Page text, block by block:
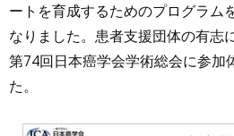
ートを育成するためのプログラム
なりました。患者支援団体の有志
第74回日本癌学会学術総会に参加
た。